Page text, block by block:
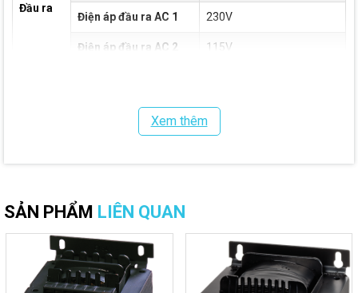
Đầu ra
Điện áp đầu ra AC 1 230V
Điện áp đầu ra AC 2 115V
Điện áp thử nghiệm cách điện
4 kV
Phương pháp lắp đặt phù hợp
Nhiệt độ làm việc -20 °C đến 40 °C
Nhiệt độ bảo quản -40 °C đến 80 °C
Xem thêm
SẢN PHẨM LIÊN QUAN